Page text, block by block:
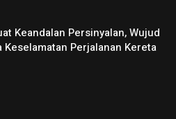
Keandalan Persinyalan, Wujud
Perjalanan Kereta